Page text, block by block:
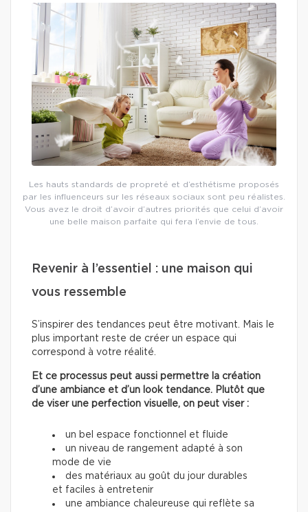
Les hauts standards de propreté et d’esthétisme proposés
par les influenceurs sur les réseaux sociaux sont peu réalistes.
Vous avez le droit d’avoir d’autres priorités que celui d’avoir
une belle maison parfaite qui fera l’envie de tous.
Revenir à l’essentiel : une maison qui
vous ressemble
S’inspirer des tendances peut être motivant. Mais le
plus important reste de créer un espace qui
correspond à votre réalité.
Et ce processus peut aussi permettre la création
d’une ambiance et d’un look tendance. Plutôt que
de viser une perfection visuelle, on peut viser :
un bel espace fonctionnel et fluide
un niveau de rangement adapté à son
mode de vie
des matériaux au goût du jour durables
et faciles à entretenir
une ambiance chaleureuse qui reflète sa